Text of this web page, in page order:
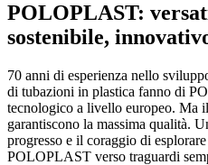
POLOPLAST:
sostenibile,
70 anni di esperienza nello
di tubazioni in plastica fanno di
tecnologico a livello europeo. Ma
garantiscono la massima qualità.
progresso e il coraggio di
POLOPLAST verso traguardi